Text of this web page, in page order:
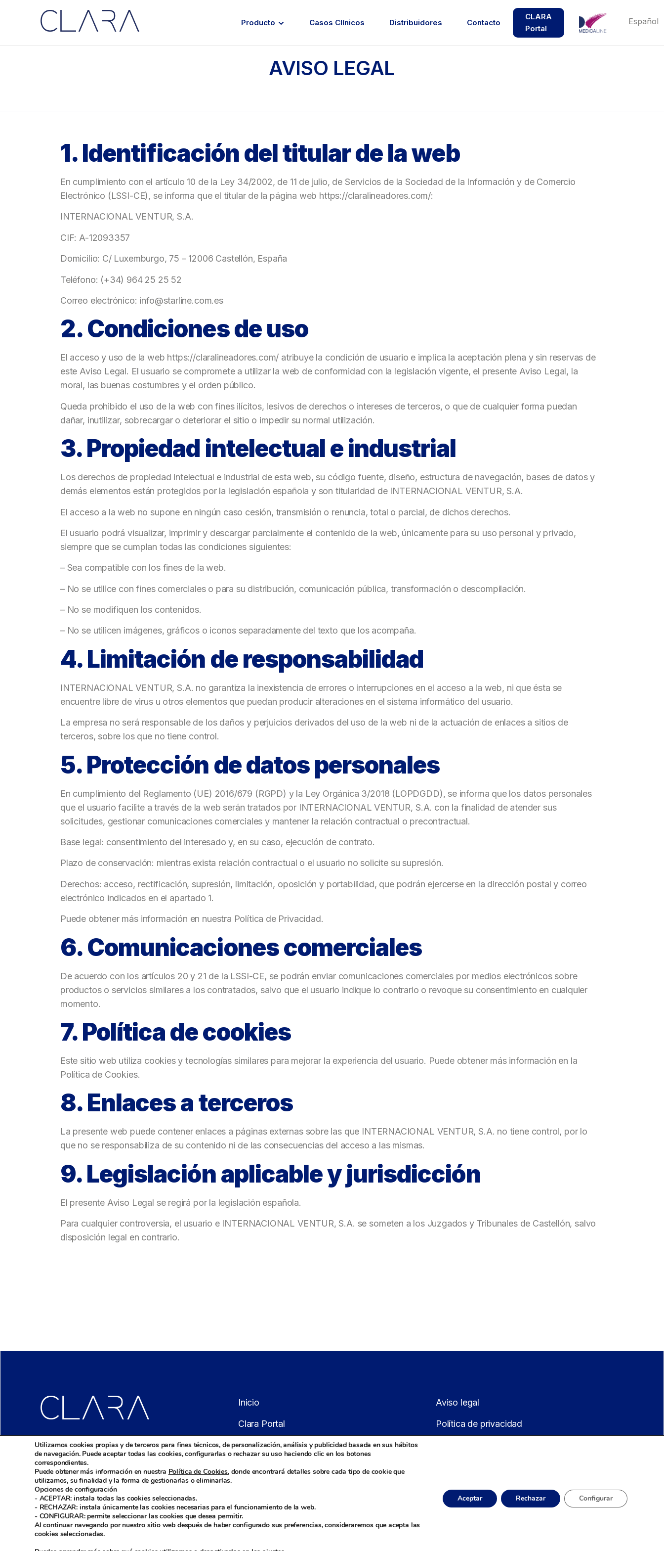
Producto Casos Clínicos Distribuidores Contacto
CLARA
Portal
AVISO LEGAL
1. Identificación del titular de la web
En cumplimiento con el artículo 10 de la Ley 34/2002, de 11 de julio, de Servicios de la Sociedad de la Información y de Comercio
Electrónico (LSSI-CE), se informa que el titular de la página web https://claralineadores.com/:
INTERNACIONAL VENTUR, S.A.
CIF: A-12093357
Domicilio: C/ Luxemburgo, 75 – 12006 Castellón, España
Teléfono: (+34) 964 25 25 52
Correo electrónico: info@starline.com.es
2. Condiciones de uso
El acceso y uso de la web https://claralineadores.com/ atribuye la condición de usuario e implica la aceptación plena y sin reservas de
este Aviso Legal. El usuario se compromete a utilizar la web de conformidad con la legislación vigente, el presente Aviso Legal, la
moral, las buenas costumbres y el orden público.
Queda prohibido el uso de la web con fines ilícitos, lesivos de derechos o intereses de terceros, o que de cualquier forma puedan
dañar, inutilizar, sobrecargar o deteriorar el sitio o impedir su normal utilización.
3. Propiedad intelectual e industrial
Los derechos de propiedad intelectual e industrial de esta web, su código fuente, diseño, estructura de navegación, bases de datos y
demás elementos están protegidos por la legislación española y son titularidad de INTERNACIONAL VENTUR, S.A.
El acceso a la web no supone en ningún caso cesión, transmisión o renuncia, total o parcial, de dichos derechos.
El usuario podrá visualizar, imprimir y descargar parcialmente el contenido de la web, únicamente para su uso personal y privado,
siempre que se cumplan todas las condiciones siguientes:
– Sea compatible con los fines de la web.
– No se utilice con fines comerciales o para su distribución, comunicación pública, transformación o descompilación.
– No se modifiquen los contenidos.
– No se utilicen imágenes, gráficos o iconos separadamente del texto que los acompaña.
4. Limitación de responsabilidad
INTERNACIONAL VENTUR, S.A. no garantiza la inexistencia de errores o interrupciones en el acceso a la web, ni que ésta se
encuentre libre de virus u otros elementos que puedan producir alteraciones en el sistema informático del usuario.
La empresa no será responsable de los daños y perjuicios derivados del uso de la web ni de la actuación de enlaces a sitios de
terceros, sobre los que no tiene control.
5. Protección de datos personales
En cumplimiento del Reglamento (UE) 2016/679 (RGPD) y la Ley Orgánica 3/2018 (LOPDGDD), se informa que los datos personales
que el usuario facilite a través de la web serán tratados por INTERNACIONAL VENTUR, S.A. con la finalidad de atender sus
solicitudes, gestionar comunicaciones comerciales y mantener la relación contractual o precontractual.
Base legal: consentimiento del interesado y, en su caso, ejecución de contrato.
Plazo de conservación: mientras exista relación contractual o el usuario no solicite su supresión.
Derechos: acceso, rectificación, supresión, limitación, oposición y portabilidad, que podrán ejercerse en la dirección postal y correo
electrónico indicados en el apartado 1.
Puede obtener más información en nuestra Política de Privacidad.
6. Comunicaciones comerciales
De acuerdo con los artículos 20 y 21 de la LSSI-CE, se podrán enviar comunicaciones comerciales por medios electrónicos sobre
productos o servicios similares a los contratados, salvo que el usuario indique lo contrario o revoque su consentimiento en cualquier
momento.
7. Política de cookies
Este sitio web utiliza cookies y tecnologías similares para mejorar la experiencia del usuario. Puede obtener más información en la
Política de Cookies.
8. Enlaces a terceros
La presente web puede contener enlaces a páginas externas sobre las que INTERNACIONAL VENTUR, S.A. no tiene control, por lo
que no se responsabiliza de su contenido ni de las consecuencias del acceso a las mismas.
9. Legislación aplicable y jurisdicción
El presente Aviso Legal se regirá por la legislación española.
Para cualquier controversia, el usuario e INTERNACIONAL VENTUR, S.A. se someten a los Juzgados y Tribunales de Castellón, salvo
disposición legal en contrario.
Alineadores invisibles
Inicio
Clara Portal
Distribuidores
Aviso legal
Política de privacidad
CLARA byMedicaline
Utilizamos cookies propias y de terceros para fines técnicos, de personalización, análisis y publicidad basada en sus hábitos
de navegación. Puede aceptar todas las cookies, configurarlas o rechazar su uso haciendo clic en los botones
correspondientes.
Puede obtener más información en nuestra Política de Cookies, donde encontrará detalles sobre cada tipo de cookie que
utilizamos, su finalidad y la forma de gestionarlas o eliminarlas.
Opciones de configuración
- ACEPTAR: instala todas las cookies seleccionadas.
- RECHAZAR: instala únicamente las cookies necesarias para el funcionamiento de la web.
- CONFIGURAR: permite seleccionar las cookies que desea permitir.
Al continuar navegando por nuestro sitio web después de haber configurado sus preferencias, consideraremos que acepta las
cookies seleccionadas.
Aceptar Rechazar Configurar